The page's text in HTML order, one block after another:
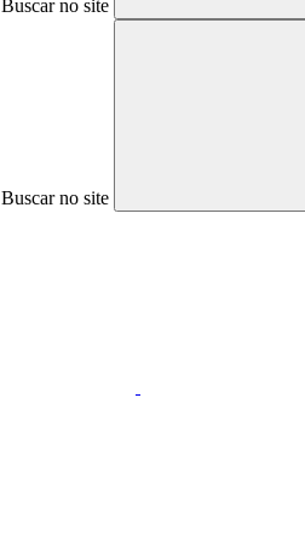
Buscar no site
Buscar no site